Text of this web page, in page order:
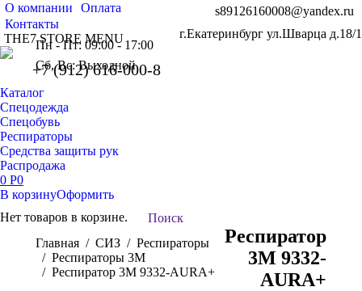
О компании
Оплата
Контакты
THE7 STORE MENU
s89126160008@yandex.ru
г.Екатеринбург ул.Шварца д.18/1
Пн - Пт: 09:00 - 17:00
Сб, Вс: Выходной
+7 (912) 616-000-8
Каталог
Спецодежда
Спецобувь
Респираторы
Средства защиты рук
Распродажа
0 Р0
В корзинуОформить
Нет товаров в корзине.
Поиск:
Поиск
Вы здесь:
Главная СИЗ
Респираторы
Респираторы 3M
Респиратор 3М 9332-AURA+
Респиратор
3М 9332-
AURA+